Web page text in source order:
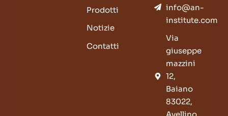
Prodotti
Notizie
Contatti
info@an-
institute.com
Via
giuseppe
mazzini
12,
Baiano
83022,